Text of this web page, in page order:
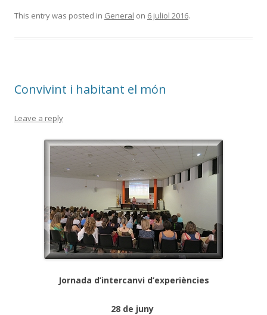
e
k
itt m
ix
This entry was posted in General on 6 juliol 2016.
Convivint i habitant el món
Leave a reply
Jornada d’intercanvi d’experiències
28 de juny